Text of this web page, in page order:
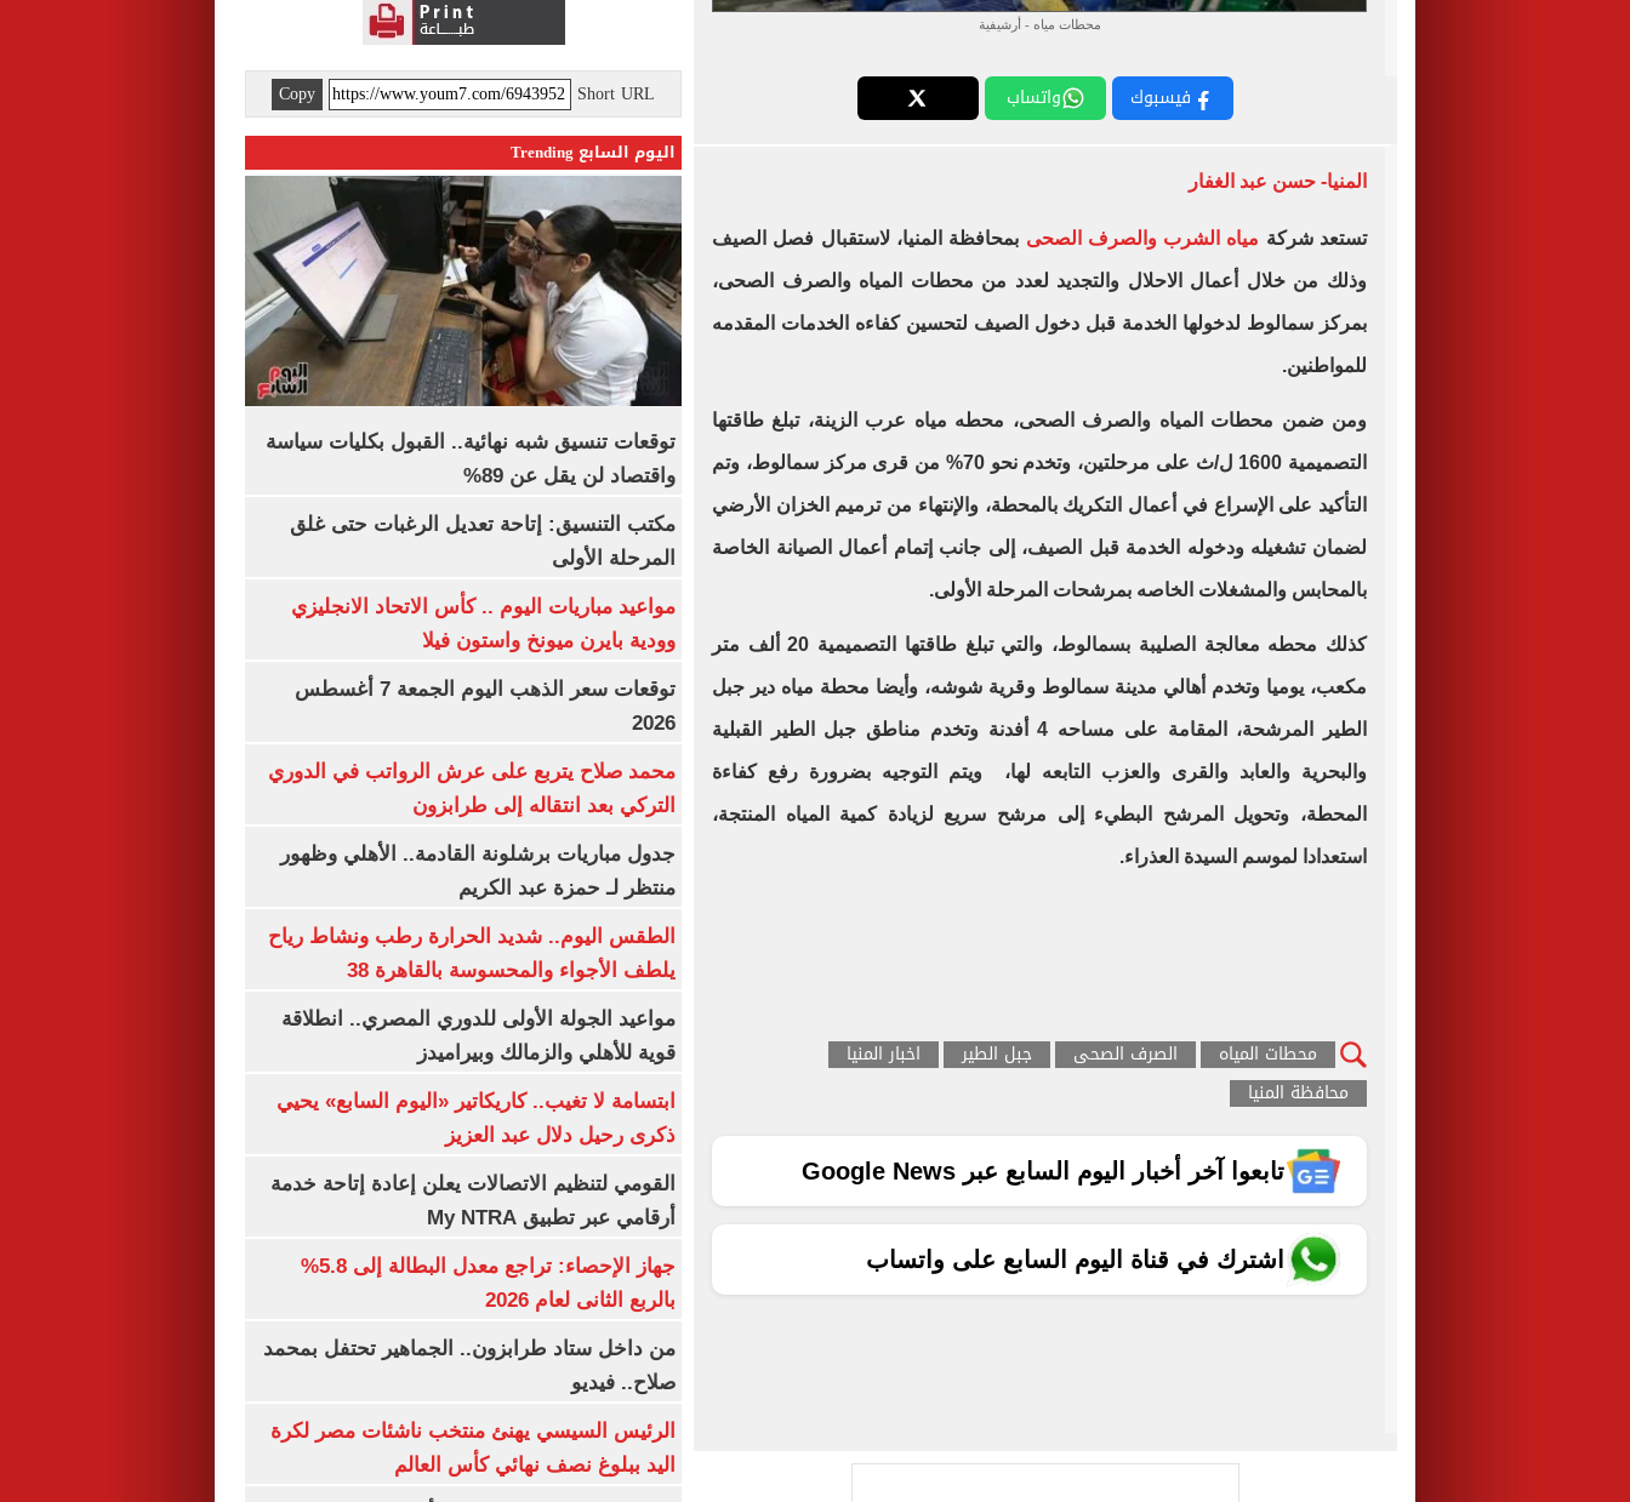
محطات مياه - أرشيفية
فيسبوك واتساب
المنيا- حسن عبد الغفار
تستعد شركة مياه الشرب والصرف الصحى بمحافظة المنيا، لاستقبال فصل الصيف
وذلك من خلال أعمال الاحلال والتجديد لعدد من محطات المياه والصرف الصحى،
بمركز سمالوط لدخولها الخدمة قبل دخول الصيف لتحسين كفاءه الخدمات المقدمه
للمواطنين.
ومن ضمن محطات المياه والصرف الصحى، محطه مياه عرب الزينة، تبلغ طاقتها
التصميمية 1600 ل/ث على مرحلتين، وتخدم نحو 70% من قرى مركز سمالوط، وتم
التأكيد على الإسراع في أعمال التكريك بالمحطة، والإنتهاء من ترميم الخزان الأرضي
لضمان تشغيله ودخوله الخدمة قبل الصيف، إلى جانب إتمام أعمال الصيانة الخاصة
بالمحابس والمشغلات الخاصه بمرشحات المرحلة الأولى.
كذلك محطه معالجة الصليبة بسمالوط، والتي تبلغ طاقتها التصميمية 20 ألف متر
مكعب، يوميا وتخدم أهالي مدينة سمالوط وقرية شوشه، وأيضا محطة مياه دير جبل
الطير المرشحة، المقامة على مساحه 4 أفدنة وتخدم مناطق جبل الطير القبلية
والبحرية والعابد والقرى والعزب التابعه لها، ويتم التوجيه بضرورة رفع كفاءة
المحطة، وتحويل المرشح البطيء إلى مرشح سريع لزيادة كمية المياه المنتجة،
استعدادا لموسم السيدة العذراء.
محطات المياه الصرف الصحى جبل الطير
اخبار المنيا
محافظة المنيا
تابعوا آخر أخبار اليوم السابع عبر Google News
اشترك في قناة اليوم السابع على واتساب
Short URL
Copy
اليوم السابع Trending
توقعات تنسيق شبه نهائية.. القبول بكليات سياسة
واقتصاد لن يقل عن 89%
مكتب التنسيق: إتاحة تعديل الرغبات حتى غلق
المرحلة الأولى
مواعيد مباريات اليوم .. كأس الاتحاد الانجليزي
وودية بايرن ميونخ واستون فيلا
توقعات سعر الذهب اليوم الجمعة 7 أغسطس
2026
محمد صلاح يتربع على عرش الرواتب في الدوري
التركي بعد انتقاله إلى طرابزون
جدول مباريات برشلونة القادمة.. الأهلي وظهور
منتظر لـ حمزة عبد الكريم
الطقس اليوم.. شديد الحرارة رطب ونشاط رياح
يلطف الأجواء والمحسوسة بالقاهرة 38
مواعيد الجولة الأولى للدوري المصري.. انطلاقة
قوية للأهلي والزمالك وبيراميدز
ابتسامة لا تغيب.. كاريكاتير «اليوم السابع» يحيي
ذكرى رحيل دلال عبد العزيز
القومي لتنظيم الاتصالات يعلن إعادة إتاحة خدمة
أرقامي عبر تطبيق My NTRA
جهاز الإحصاء: تراجع معدل البطالة إلى 5.8%
بالربع الثانى لعام 2026
من داخل ستاد طرابزون.. الجماهير تحتفل بمحمد
صلاح.. فيديو
الرئيس السيسي يهنئ منتخب ناشئات مصر لكرة
اليد ببلوغ نصف نهائي كأس العالم